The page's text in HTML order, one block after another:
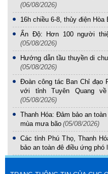
(06/08/2026)
16h chiều 6-8, thủy điện Hòa
Ấn Độ: Hơn 100 người
(05/08/2026)
Hướng dẫn tầu thuyền di
(05/08/2026)
Đoàn công tác Ban Chỉ đạo
với tỉnh Tuyên Quang về
(05/08/2026)
Thanh Hóa: Đảm bảo an
mùa mưa bão (05/08/2026)
Các tỉnh Phú Thọ, Thanh
bảo an toàn đê điều ứng phó